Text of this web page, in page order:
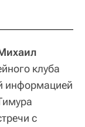
клуба
информацией
с